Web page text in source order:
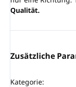
Qualität.
Zusätzliche
Kategorie: